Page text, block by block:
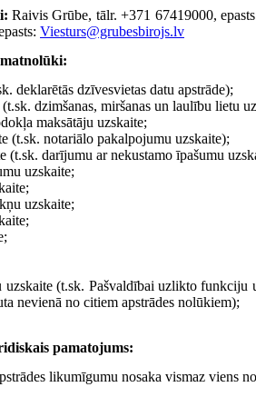
Raivis Grūbe, tālr. +371 67419000,
Viesturs@grubesbirojs.lv
deklarētās dzīvesvietas datu apstrāde);
dzimšanas, miršanas un laulību lietu
maksātāju uzskaite;
(t.sk. notariālo pakalpojumu uzskaite);
(t.sk. darījumu ar nekustamo īpašumu
uzskaite;
uzskaite;
(t.sk. Pašvaldībai uzlikto funkciju
nevienā no citiem apstrādes nolūkiem);
pamatojums:
likumīgumu nosaka vismaz viens